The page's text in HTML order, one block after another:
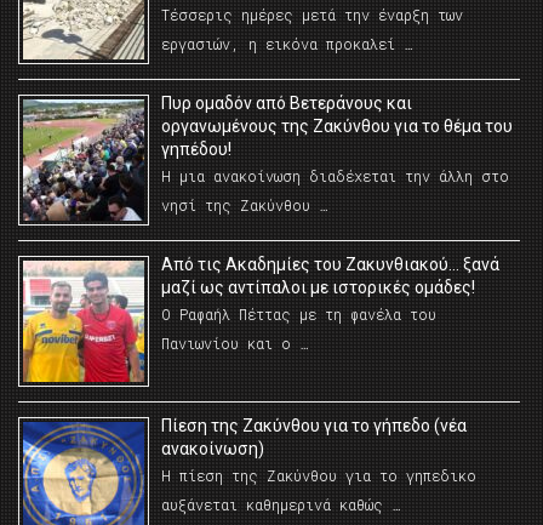
Τέσσερις ημέρες μετά την έναρξη των
εργασιών, η εικόνα προκαλεί …
Πυρ ομαδόν από Βετεράνους και
οργανωμένους της Ζακύνθου για το θέμα του
γηπέδου!
Η μια ανακοίνωση διαδέχεται την άλλη στο
νησί της Ζακύνθου …
Από τις Ακαδημίες του Ζακυνθιακού… ξανά
μαζί ως αντίπαλοι με ιστορικές ομάδες!
Ο Ραφαήλ Πέττας με τη φανέλα του
Πανιωνίου και ο …
Πίεση της Ζακύνθου για το γήπεδο (νέα
ανακοίνωση)
Η πίεση της Ζακύνθου για το γηπεδικο
αυξάνεται καθημερινά καθώς …